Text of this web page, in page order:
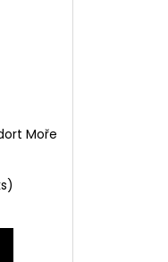
Moře